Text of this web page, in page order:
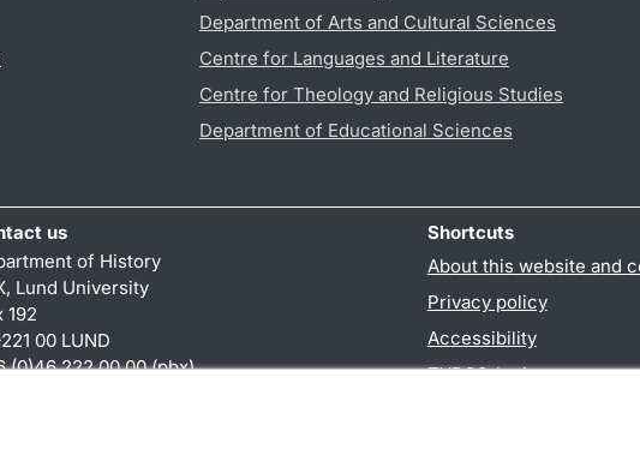
Department of Arts and Cultural Sciences
Centre for Languages and Literature
Centre for Theology and Religious Studies
Department of Educational Sciences
us
of History
Lund University
192
00 LUND
(0)46 222 00 00 (pbx)
Shortcuts
About this website and
Privacy policy
Accessibility
TYPO3-login